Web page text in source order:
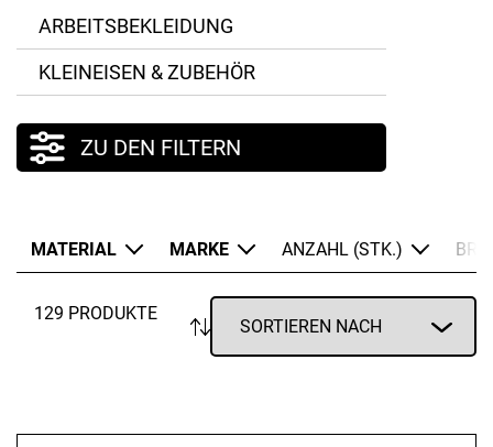
ARBEITSBEKLEIDUNG
KLEINEISEN & ZUBEHÖR
ZU DEN FILTERN
MATERIAL MARKE ANZAHL (STK.)
129 PRODUKTE